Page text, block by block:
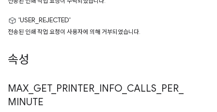
'USER_REJECTED'
전송된 인쇄 작업 요청이 사용자에 의해 거부되었습니다.
속성
MAX GET_ PRINTER INFO CALLS PER
MINUTE